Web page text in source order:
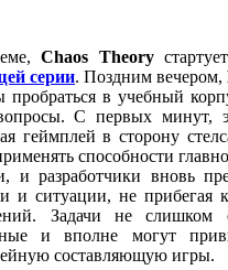
Chaos Theory
серии. Поздним вечером,
пробраться в учебный
С первых минут,
геймплей в сторону
способности
и разработчики вновь
и ситуации, не прибегая
Задачи не слишком
и вполне могут
составляющую игры.